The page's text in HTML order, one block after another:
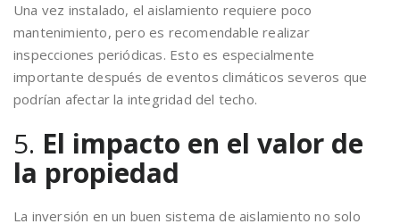
Una vez instalado, el aislamiento requiere poco
mantenimiento, pero es recomendable realizar
inspecciones periódicas. Esto es especialmente
importante después de eventos climáticos severos que
podrían afectar la integridad del techo.
5. El impacto en el valor de
la propiedad
La inversión en un buen sistema de aislamiento no solo